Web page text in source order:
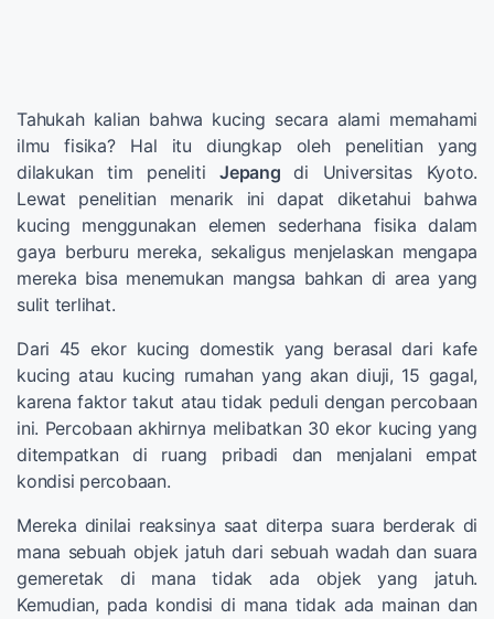
Tahukah kalian bahwa kucing secara alami memahami
ilmu fisika? Hal itu diungkap oleh penelitian yang
dilakukan tim penelitiJepangdi Universitas Kyoto.
Lewat penelitian menarik ini dapat diketahui bahwa
kucing menggunakan elemen sederhana fisika dalam
gaya berburu mereka, sekaligus menjelaskan mengapa
mereka bisa menemukan mangsa bahkan di area yang
sulit terlihat.
Dari 45 ekor kucing domestik yang berasal dari kafe
kucing atau kucing rumahan yang akan diuji, 15 gagal,
karena faktor takut atau tidak peduli dengan percobaan
ini. Percobaan akhirnya melibatkan 30 ekor kucing yang
ditempatkan di ruang pribadi dan menjalani empat
kondisi percobaan.
Mereka dinilai reaksinya saat diterpa suara berderak di
mana sebuah objek jatuh dari sebuah wadah dan suara
gemeretak di mana tidak ada objek yang jatuh.
Kemudian, pada kondisi di mana tidak ada mainan dan